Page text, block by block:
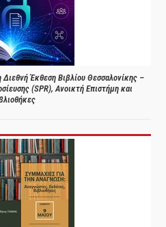
Έκθεση Βιβλίου Θεσσαλονίκης –
(SPR), Ανοικτή Επιστήμη και